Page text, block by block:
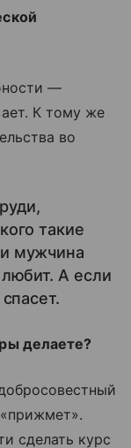
—
К тому же
во
такие
мужчина
А если
делаете?
сделать курс